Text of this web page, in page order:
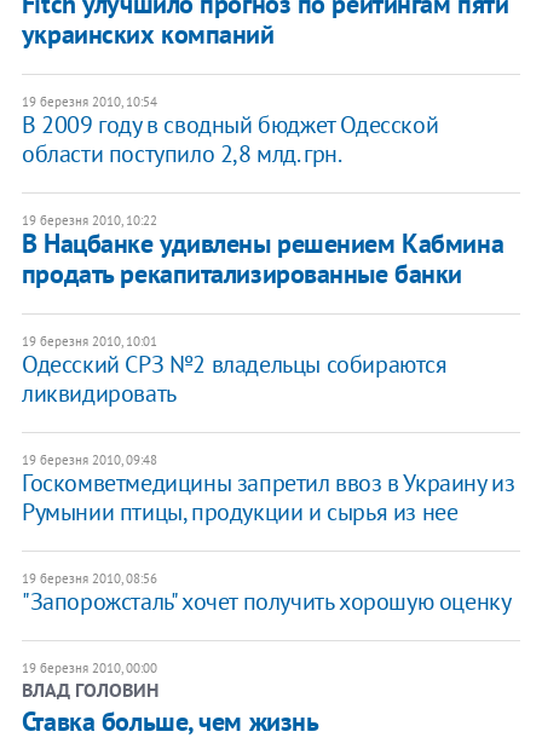
украинских компаний
19 березня 2010, 10:54
В 2009 году в сводный бюджет Одесской
области поступило 2,8 млд. грн.
19 березня 2010, 10:22
В Нацбанке удивлены решением Кабмина
продать рекапитализированные банки
19 березня 2010, 10:01
Одесский СРЗ №2 владельцы собираются
ликвидировать
19 березня 2010, 09:48
Госкомветмедицины запретил ввоз в Украину из
Румынии птицы, продукции и сырья из нее
19 березня 2010, 08:56
"Запорожсталь" хочет получить хорошую оценку
19 березня 2010, 00:00
ВЛАД ГОЛОВИН
Ставка больше, чем жизнь